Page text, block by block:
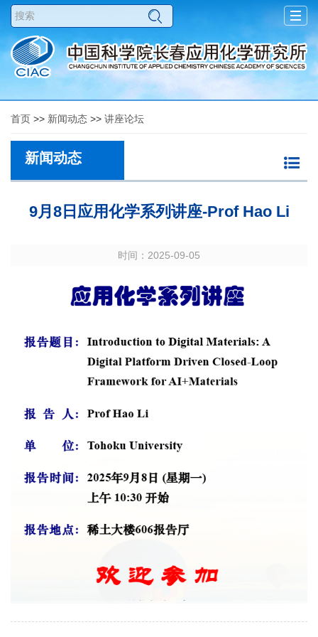
首页 >> 新闻动态 >> 讲座论坛
新闻动态
9月8日应用化学系列讲座-Prof Hao Li
时间：2025-09-05